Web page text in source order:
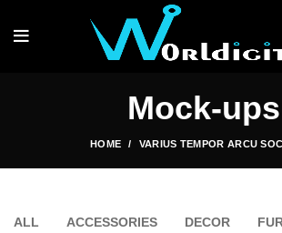
Mock-ups
HOME VARIUS TEMPOR ARCU
ALL ACCESSORIES DECOR